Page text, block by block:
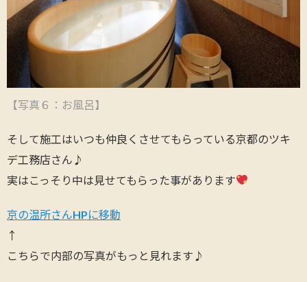
【写真６：お風呂】
そして施工はいつも仲良くさせてもらっている京都のツキ
デ工務店さん♪
実はこっそり中は見せてもらった事があります
京の温所さんHPに移動
↑
こちらで内部の写真がもっと見れます♪